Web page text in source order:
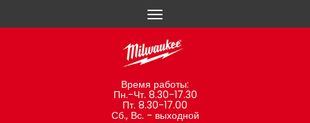
Время работы:
Пн.-Чт. 8.30-17.30
Пт. 8.30-17.00
Сб., Вс. - выходной